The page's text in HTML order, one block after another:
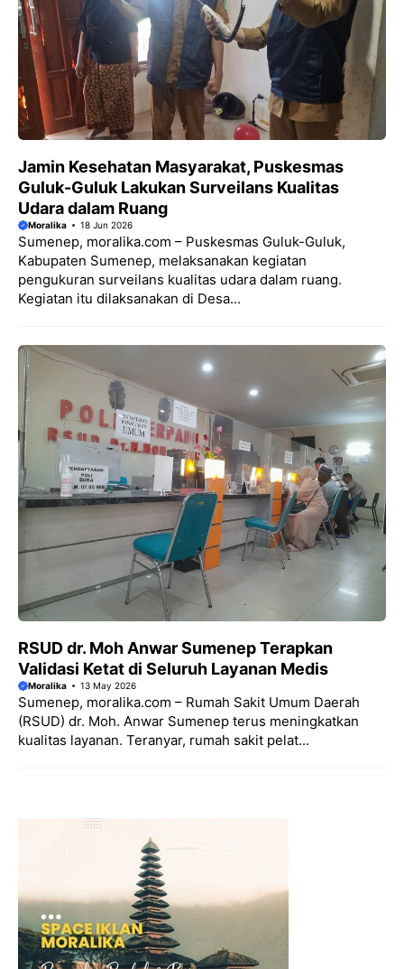
Jamin Kesehatan Masyarakat, Puskesmas
Guluk-Guluk Lakukan Surveilans Kualitas
Udara dalam Ruang
Moralika 18 Jun 2026
Sumenep, moralika.com – Puskesmas Guluk-Guluk,
Kabupaten Sumenep, melaksanakan kegiatan
pengukuran surveilans kualitas udara dalam ruang.
Kegiatan itu dilaksanakan di Desa...
RSUD dr. Moh Anwar Sumenep Terapkan
Validasi Ketat di Seluruh Layanan Medis
Moralika 13 May 2026
Sumenep, moralika.com – Rumah Sakit Umum Daerah
(RSUD) dr. Moh. Anwar Sumenep terus meningkatkan
kualitas layanan. Teranyar, rumah sakit pelat...